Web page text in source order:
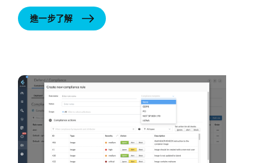
進一步了解